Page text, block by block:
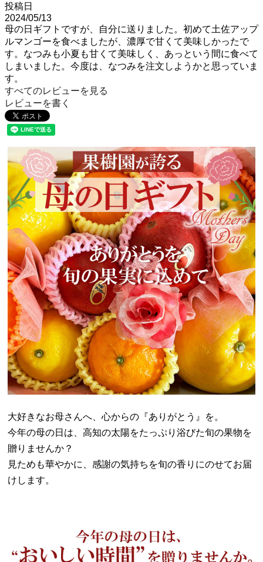
投稿日
2024/05/13
母の日ギフトですが、自分に送りました。初めて土佐アップ
ルマンゴーを食べましたが、濃厚で甘くて美味しかったで
す。なつみも小夏も甘くて美味しく、あっという間に食べて
しまいました。今度は、なつみを注文しようかと思っていま
す。
すべてのレビューを見る
レビューを書く
大好きなお母さんへ、心からの『ありがとう』を。
今年の母の日は、高知の太陽をたっぷり浴びた旬の果物を
贈りませんか？
見ためも華やかに、感謝の気持ちを旬の香りにのせてお届
けします。